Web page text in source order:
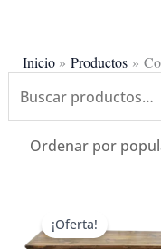
contenido
Inicio Productos
Mostrando los 2
¡Oferta!